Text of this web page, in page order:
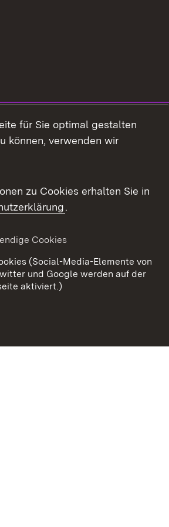
Datenschutz
Barrierefreiheit
Cookies
für Sie optimal gestalten
können, verwenden wir
zu Cookies erhalten Sie in
.
Cookies
(Social-Media-Elemente von
und Google werden auf der
aktiviert.)